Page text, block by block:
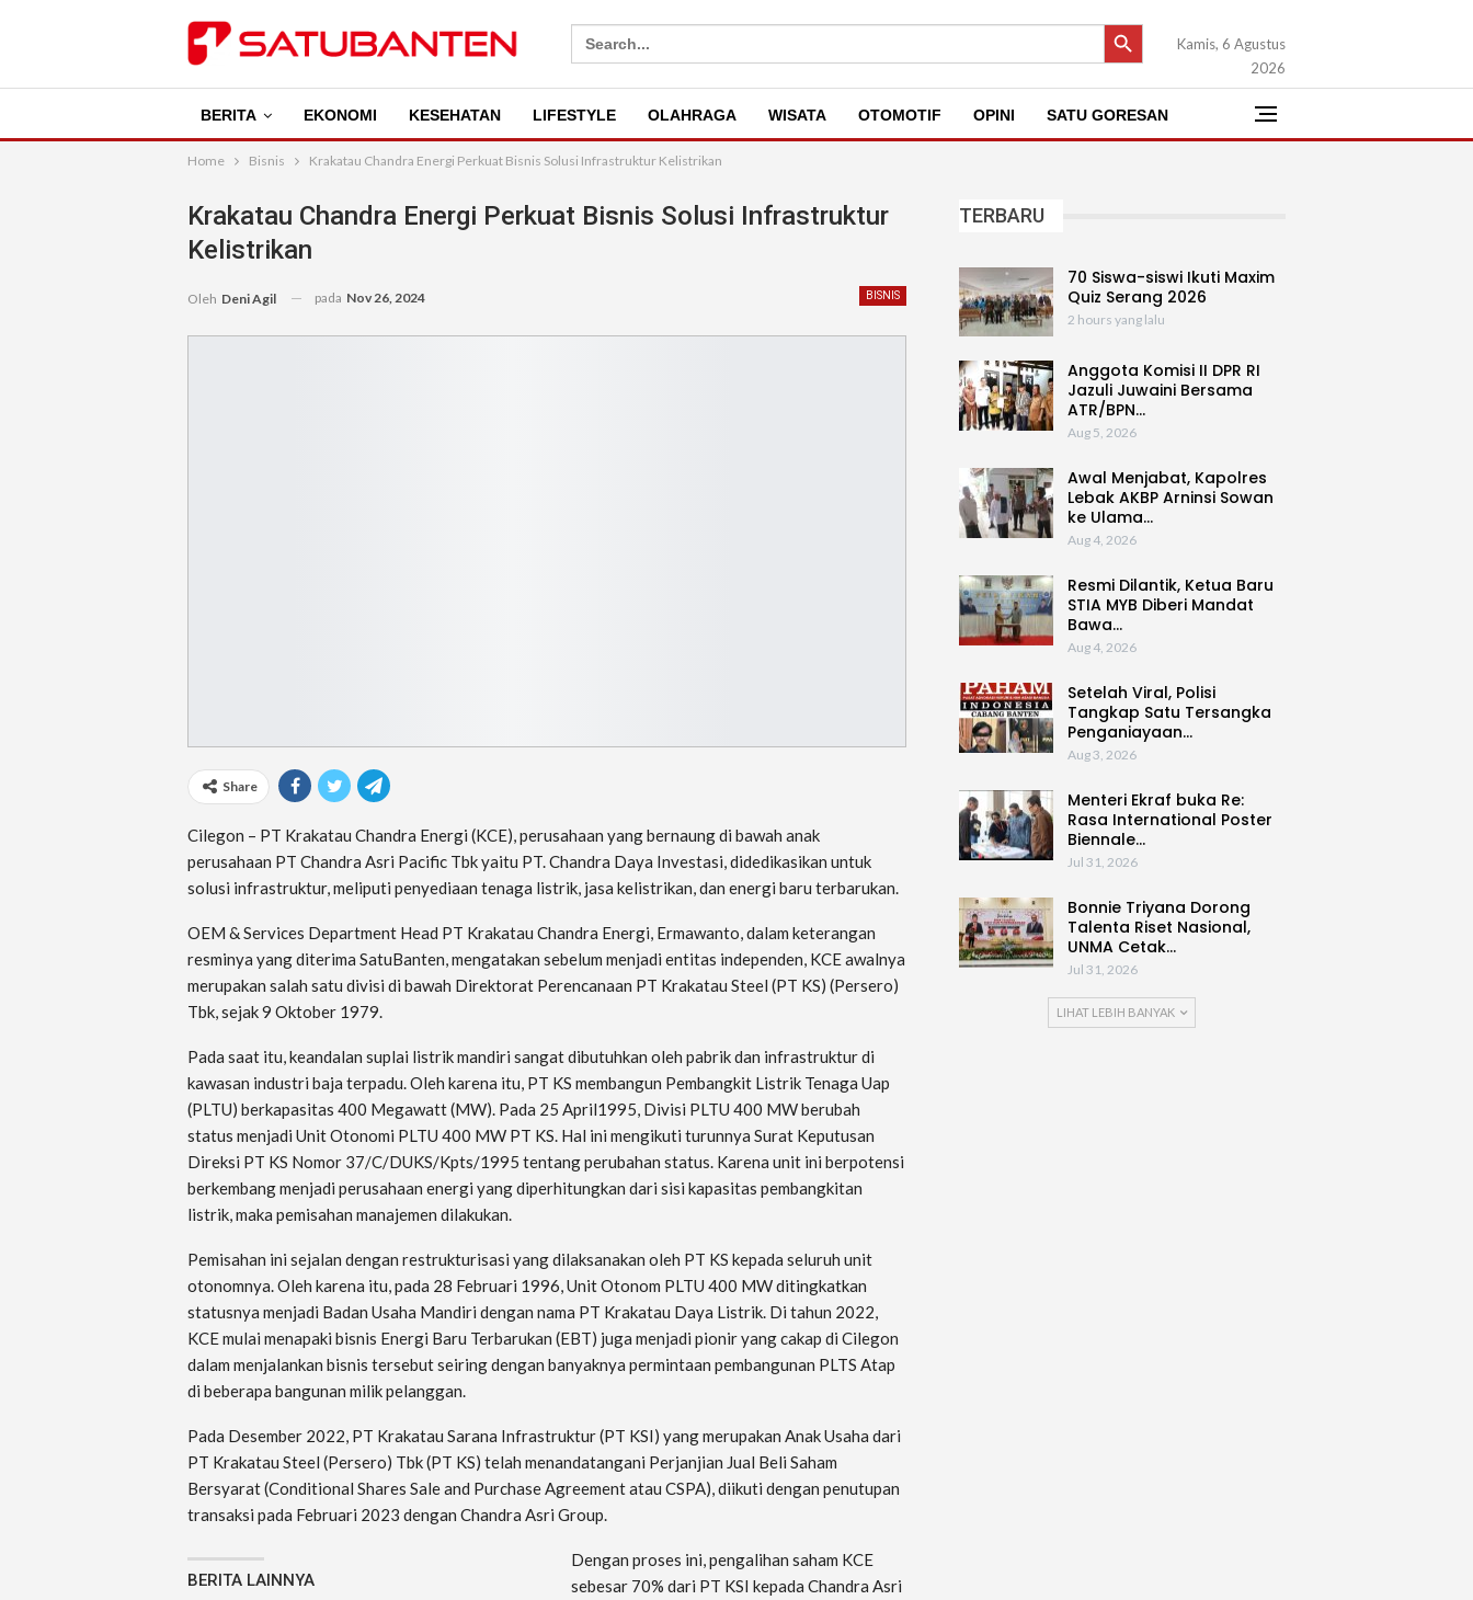
Search
for:
SEARCH BUTTON
Kamis, 6 Agustus
2026
BERITA EKONOMI KESEHATAN LIFESTYLE OLAHRAGA WISATA OTOMOTIF OPINI SATU GORESAN
Home Bisnis Krakatau Chandra Energi Perkuat Bisnis Solusi Infrastruktur Kelistrikan
Krakatau Chandra Energi Perkuat Bisnis Solusi Infrastruktur
Kelistrikan
BISNIS
Oleh Deni Agil pada Nov 26, 2024
Share
Cilegon – PT Krakatau Chandra Energi (KCE), perusahaan yang bernaung di bawah anak
perusahaan PT Chandra Asri Pacific Tbk yaitu PT. Chandra Daya Investasi, didedikasikan untuk
solusi infrastruktur, meliputi penyediaan tenaga listrik, jasa kelistrikan, dan energi baru terbarukan.
OEM & Services Department Head PT Krakatau Chandra Energi, Ermawanto, dalam keterangan
resminya yang diterima SatuBanten, mengatakan sebelum menjadi entitas independen, KCE awalnya
merupakan salah satu divisi di bawah Direktorat Perencanaan PT Krakatau Steel (PT KS) (Persero)
Tbk, sejak 9 Oktober 1979.
Pada saat itu, keandalan suplai listrik mandiri sangat dibutuhkan oleh pabrik dan infrastruktur di
kawasan industri baja terpadu. Oleh karena itu, PT KS membangun Pembangkit Listrik Tenaga Uap
(PLTU) berkapasitas 400 Megawatt (MW). Pada 25 April1995, Divisi PLTU 400 MW berubah
status menjadi Unit Otonomi PLTU 400 MW PT KS. Hal ini mengikuti turunnya Surat Keputusan
Direksi PT KS Nomor 37/C/DUKS/Kpts/1995 tentang perubahan status. Karena unit ini berpotensi
berkembang menjadi perusahaan energi yang diperhitungkan dari sisi kapasitas pembangkitan
listrik, maka pemisahan manajemen dilakukan.
Pemisahan ini sejalan dengan restrukturisasi yang dilaksanakan oleh PT KS kepada seluruh unit
otonomnya. Oleh karena itu, pada 28 Februari 1996, Unit Otonom PLTU 400 MW ditingkatkan
statusnya menjadi Badan Usaha Mandiri dengan nama PT Krakatau Daya Listrik. Di tahun 2022,
KCE mulai menapaki bisnis Energi Baru Terbarukan (EBT) juga menjadi pionir yang cakap di Cilegon
dalam menjalankan bisnis tersebut seiring dengan banyaknya permintaan pembangunan PLTS Atap
di beberapa bangunan milik pelanggan.
Pada Desember 2022, PT Krakatau Sarana Infrastruktur (PT KSI) yang merupakan Anak Usaha dari
PT Krakatau Steel (Persero) Tbk (PT KS) telah menandatangani Perjanjian Jual Beli Saham
Bersyarat (Conditional Shares Sale and Purchase Agreement atau CSPA), diikuti dengan penutupan
transaksi pada Februari 2023 dengan Chandra Asri Group.
BERITA LAINNYA
Dengan proses ini, pengalihan saham KCE
sebesar 70% dari PT KSI kepada Chandra Asri
TERBARU
70 Siswa-siswi Ikuti Maxim
Quiz Serang 2026
2 hours yang lalu
Anggota Komisi II DPR RI
Jazuli Juwaini Bersama
ATR/BPN…
Aug 5, 2026
Awal Menjabat, Kapolres
Lebak AKBP Arninsi Sowan
ke Ulama…
Aug 4, 2026
Resmi Dilantik, Ketua Baru
STIA MYB Diberi Mandat
Bawa…
Aug 4, 2026
Setelah Viral, Polisi
Tangkap Satu Tersangka
Penganiayaan…
Aug 3, 2026
Menteri Ekraf buka Re:
Rasa International Poster
Biennale…
Jul 31, 2026
Bonnie Triyana Dorong
Talenta Riset Nasional,
UNMA Cetak…
Jul 31, 2026
LIHAT LEBIH BANYAK